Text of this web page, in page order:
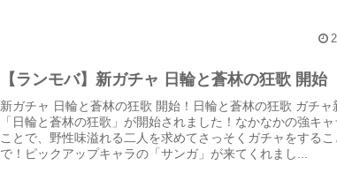
【ランモバ】新ガチャ 日輪と蒼林の狂歌 開始
新ガチャ 日輪と蒼林の狂歌 開始！日輪と蒼林の狂歌 ガチャ
「日輪と蒼林の狂歌」が開始されました！なかなかの強キャ
ことで、野性味溢れる二人を求めてさっそくガチャをするこ
で！ピックアップキャラの「サンガ」が来てくれまし...